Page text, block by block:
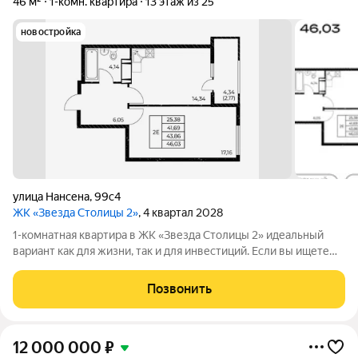
новостройка
улица Нансена,99с4
ЖК «Звезда Столицы 2», 4 квартал 2028
1-комнатная квартира в ЖК «Звезда Столицы 2» идеальный
вариант как для жизни, так и для инвестиций. Если вы ищете
Акции и условия покупки!
Позвонить
12 000 000 ₽